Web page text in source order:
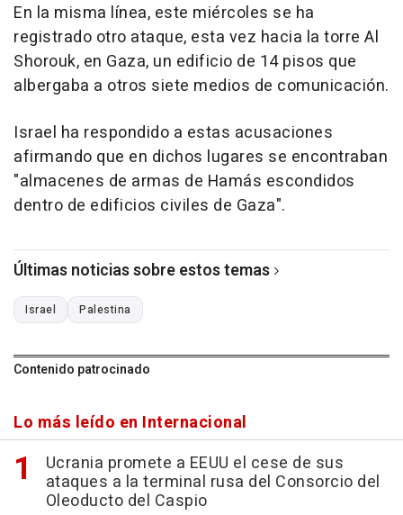
En la misma línea, este miércoles se ha
registrado otro ataque, esta vez hacia la torre Al
Shorouk, en Gaza, un edificio de 14 pisos que
albergaba a otros siete medios de comunicación.
Israel ha respondido a estas acusaciones
afirmando que en dichos lugares se encontraban
"almacenes de armas de Hamás escondidos
dentro de edificios civiles de Gaza".
Últimas noticias sobre estos temas
Israel Palestina
Contenido patrocinado
Lo más leído en Internacional
Ucrania promete a EEUU el cese de sus
ataques a la terminal rusa del Consorcio del
Oleoducto del Caspio